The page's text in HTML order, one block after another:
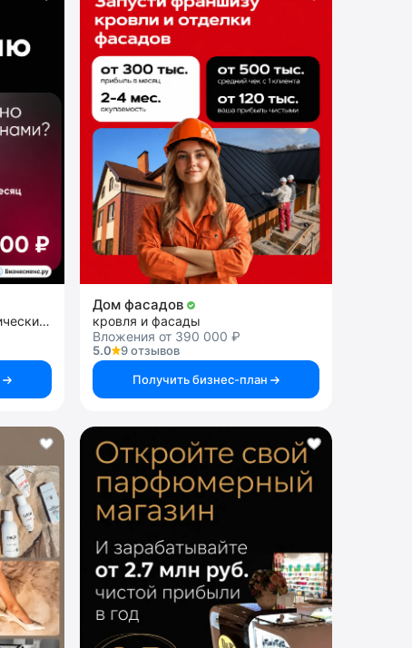
франшиза банкротства физических лиц ЮК
Дом фасадов
кровля и фасады
Вложения от 390 000 ₽
5.0
9 отзывов
Получить бизнес-план